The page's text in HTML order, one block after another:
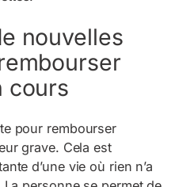
nouvelles
cours
pour rembourser
grave. Cela est
d’une vie où rien n’a